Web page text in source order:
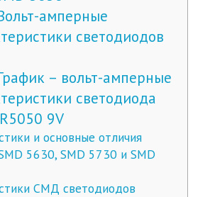
амперные
светодиодов
– вольт-амперные
светодиода
9V
и основные отличия
5630, SMD 5730 и SMD
СМД светодиодов